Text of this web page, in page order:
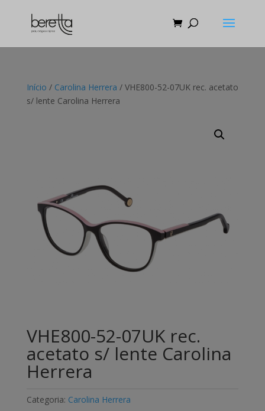
Início / Carolina Herrera / VHE800-52-07UK rec. acetato
s/ lente Carolina Herrera
VHE800-52-07UK rec.
acetato s/ lente Carolina
Herrera
Categoria: Carolina Herrera